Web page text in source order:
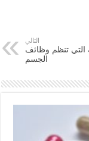
التالي
التي تنظم وظائف
الجسم